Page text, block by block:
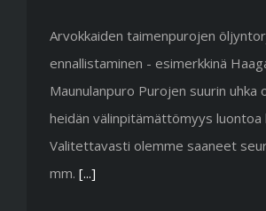
Arvokkaiden taimenpurojen
ennallistaminen - esimerkkinä
Maunulanpuro Purojen suurin uhka
heidän välinpitämättömyys luontoa
Valitettavasti olemme saaneet
mm. [...]